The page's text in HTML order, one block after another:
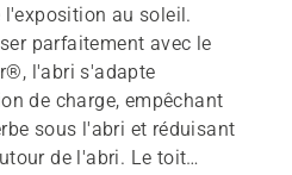
l'exposition au soleil.
parfaitement avec le
l'abri s'adapte
de charge, empêchant
sous l'abri et réduisant
de l'abri. Le toit